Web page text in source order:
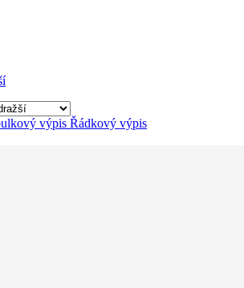
výpis Řádkový výpis